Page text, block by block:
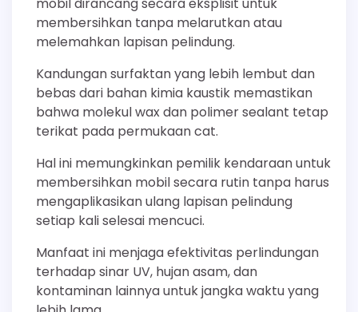
membersihkan tanpa melarutkan atau
melemahkan lapisan pelindung.
Kandungan surfaktan yang lebih lembut dan
bebas dari bahan kimia kaustik memastikan
bahwa molekul wax dan polimer sealant tetap
terikat pada permukaan cat.
Hal ini memungkinkan pemilik kendaraan untuk
membersihkan mobil secara rutin tanpa harus
mengaplikasikan ulang lapisan pelindung
setiap kali selesai mencuci.
Manfaat ini menjaga efektivitas perlindungan
terhadap sinar UV, hujan asam, dan
kontaminan lainnya untuk jangka waktu yang